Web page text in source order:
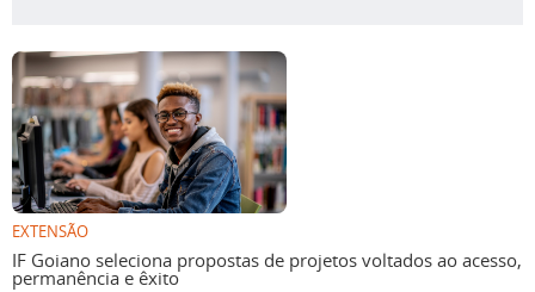
EXTENSÃO
IF Goiano seleciona propostas de projetos voltados ao acesso,
permanência e êxito